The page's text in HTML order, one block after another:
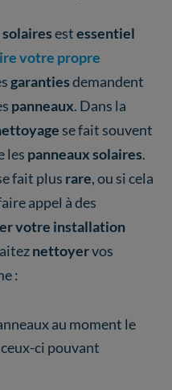
estessentiel
votre propre
garantiesdemandent
panneaux. Dans la
se fait souvent
les panneaux solaires.
fait plus rare, ou si cela
appel à des
votre installation
nettoyervos
:
au moment le
ci pouvant